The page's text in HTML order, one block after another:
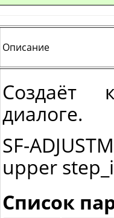
Описание
Создаёт
диалоге.
SF-
upper
Список